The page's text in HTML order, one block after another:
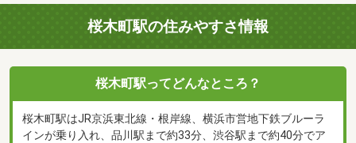
桜木町駅の住みやすさ情報
桜木町駅ってどんなところ？
桜木町駅はJR京浜東北線・根岸線、横浜市営地下鉄ブルーラ
インが乗り入れ、品川駅まで約33分、渋谷駅まで約40分でア